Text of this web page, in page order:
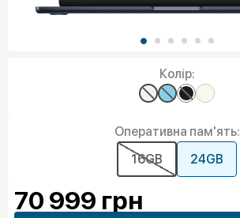
Колір:
Оперативна пам'ять:
16GB
24GB
70 999 грн